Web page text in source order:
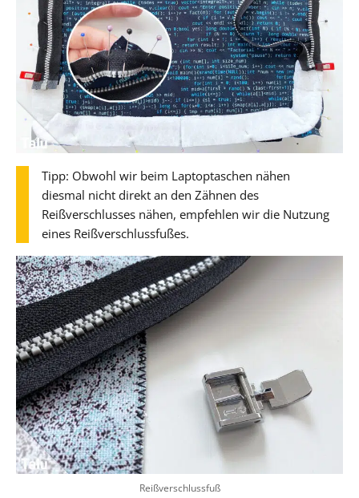
Tipp: Obwohl wir beim Laptoptaschen nähen
diesmal nicht direkt an den Zähnen des
Reißverschlusses nähen, empfehlen wir die Nutzung
eines Reißverschlussfußes.
Reißverschlussfuß